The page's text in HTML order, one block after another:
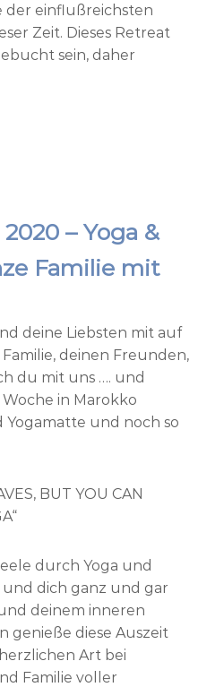
der einflußreichsten
Zeit. Dieses Retreat
sein, daher
– Yoga &
Familie mit
deine Liebsten mit auf
deinen Freunden,
du mit uns …. und
in Marokko
Yogamatte und noch so
BUT YOU CAN
durch Yoga und
dich ganz und gar
deinem inneren
genieße diese Auszeit
Art bei
Familie voller